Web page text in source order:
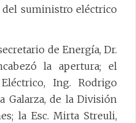
suministro eléctrico
de Energía, Dr.
la apertura; el
Ing. Rodrigo
Galarza, de la División
la Esc. Mirta Streuli,